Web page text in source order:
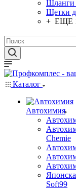
Шланги
Щетки
+ ЕЩЕ
Каталог
Автохимия
Chemie
Soft99